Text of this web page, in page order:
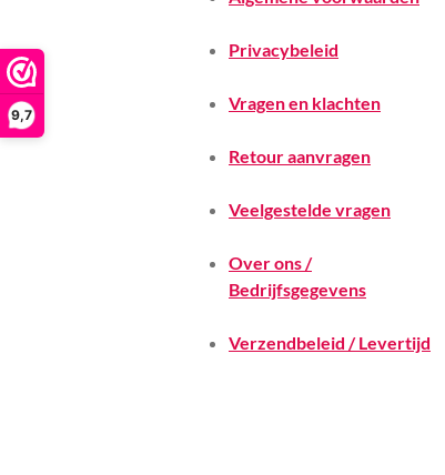
9,7
Privacybeleid
Vragen en klachten
Retour aanvragen
Veelgestelde vragen
Over ons /
Bedrijfsgegevens
Verzendbeleid / Levertijd